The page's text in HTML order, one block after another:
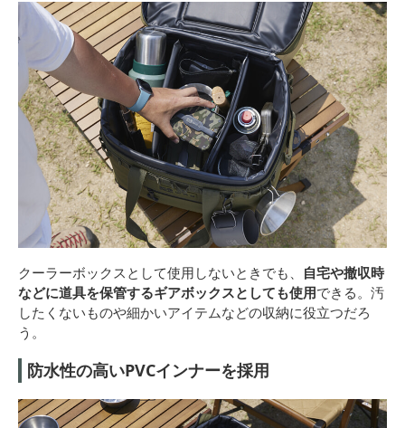
クーラーボックスとして使用しないときでも、 自宅や撤収時
などに道具を保管するギアボックスとしても使用できる。汚
したくないものや細かいアイテムなどの収納に役立つだろ
う。
防水性の高いPVCインナーを採用